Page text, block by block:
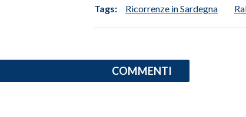
Tags: Ricorrenze in Sardegna
COMMENTI